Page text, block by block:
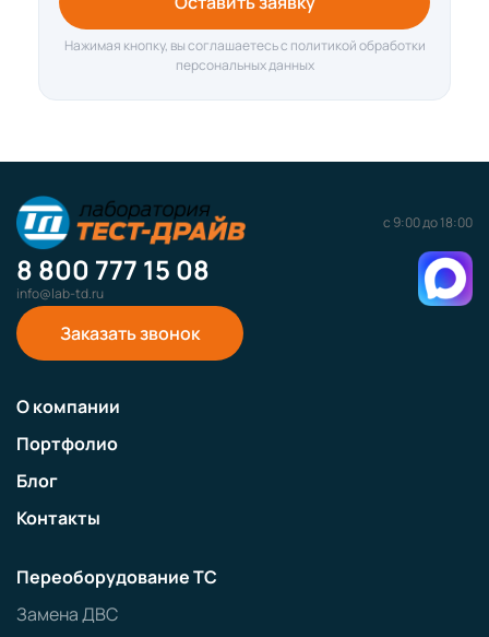
Нажимая кнопку, вы соглашаетесь с политикой обработки
персональных данных
с 9:00 до 18:00
8 800 777 15 08
info@lab-td.ru
Заказать звонок
О компании
Портфолио
Блог
Контакты
Переоборудование ТС
Замена ДВС